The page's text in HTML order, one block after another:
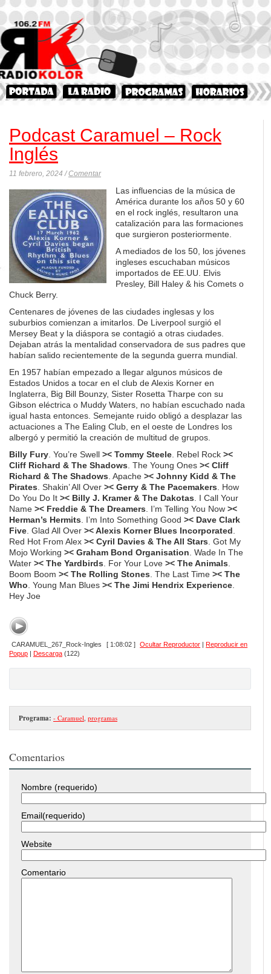
Podcast Caramuel – Rock
Inglés
11 febrero, 2024 /Comentar
Las influencias de la música de
América durante los años 50 y 60
en el rock inglés, resultaron una
catalización para las formaciones
que surgieron posteriormente.
A mediados de los 50, los jóvenes
ingleses escuchaban músicos
importados de EE.UU. Elvis
Presley, Bill Haley & his Comets o
Chuck Berry.
Centenares de jóvenes de las ciudades inglesas y los
suburbios comienzan a imitarlos. De Liverpool surgió el
Mersey Beat y la diáspora se contagió a otras ciudades.
Dejaban atrás la mentalidad conservadora de sus padres que
habían salido recientemente de la segunda guerra mundial.
En 1957 habían empezado a llegar algunos músicos de
Estados Unidos a tocar en el club de Alexis Korner en
Inglaterra, Big Bill Bounzy, Sister Rosetta Tharpe con su
Gibson eléctrica o Muddy Waters, no habían escuchado nada
igual hasta entonces. Semejante ruido obligó a desplazar las
actuaciones a The Ealing Club, en el oeste de Londres los
albergó y permitió la creación de multitud de grupos.
Billy Fury . You’re Swell >< Tommy Steele . Rebel Rock ><
Cliff Richard & The Shadows . The Young Ones >< Cliff
Richard & The Shadows . Apache >< Johnny Kidd & The
Pirates . Shakin’ All Over >< Gerry & The Pacemakers . How
Do You Do It >< Billy J. Kramer & The Dakotas . I Call Your
Name >< Freddie & The Dreamers . I’m Telling You Now ><
Herman’s Hermits . I’m Into Something Good >< Dave Clark
Five . Glad All Over >< Alexis Korner Blues Incorporated
Red Hot From Alex >< Cyril Davies & The All Stars . Got My
Mojo Working >< Graham Bond Organisation . Wade In The
Water >< The Yardbirds . For Your Love >< The Animals
Boom Boom >< The Rolling Stones . The Last Time >< The
Who . Young Man Blues >< The Jimi Hendrix Experience
Hey Joe
CARAMUEL_267_Rock-Ingles [ 1:08:02 ] Ocultar Reproductor |Reproducir en
Popup | Descarga (122)
Programa: - Caramuel programas
Comentarios
Nombre (requerido)
Email(requerido)
Website
Comentario